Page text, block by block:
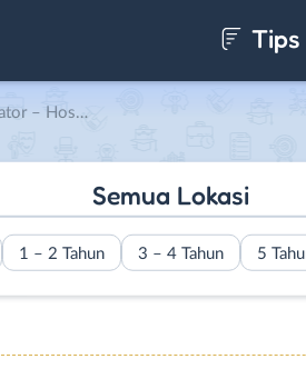
Tips
di Sanjaya Promosi
Semua Lokasi
1 – 2 Tahun 3 – 4 Tahun 5